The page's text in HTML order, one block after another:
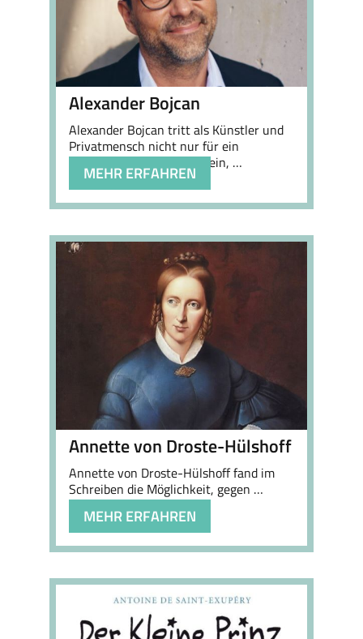
Alexander Bojcan
Alexander Bojcan tritt als Künstler und
Privatmensch nicht nur für ein
weltoffenes Deutschland ein, …
MEHR ERFAHREN
Annette von Droste-Hülshoff
Annette von Droste-Hülshoff fand im
Schreiben die Möglichkeit, gegen …
MEHR ERFAHREN